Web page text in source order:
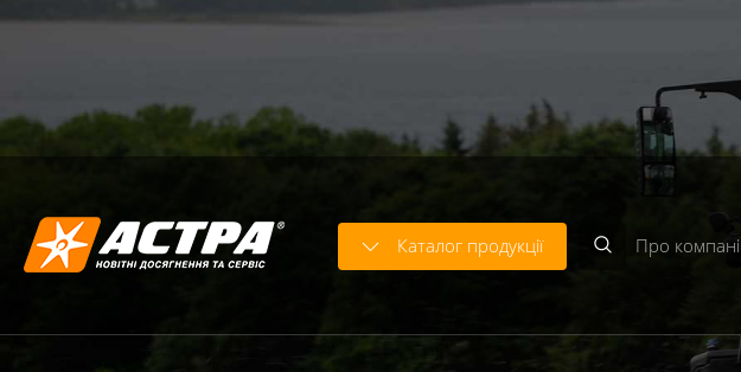
/home/
/home/astra/
: trim() expects parameter 1 to be string, array given in/home/astra/
Каталог продукції Про